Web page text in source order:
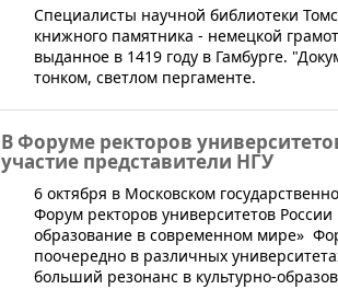
​Специалисты научной библиотеки
книжного памятника - немецкой
выданное в 1419 году в Гамбурге.
тонком, светлом пергаменте.
В Форуме ректоров
участие представители НГУ
​6 октября в Московском
Форум ректоров университетов
образование в современном мире»
поочередно в различных
больший резонанс в культурно-